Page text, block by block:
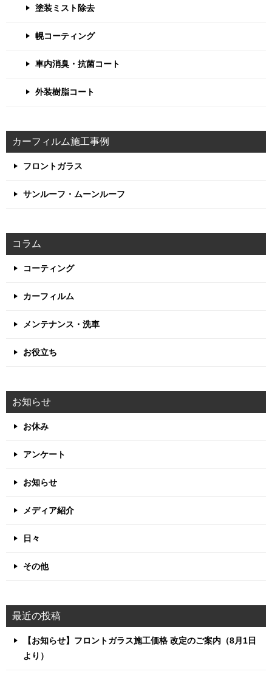
塗装ミスト除去
幌コーティング
車内消臭・抗菌コート
外装樹脂コート
カーフィルム施工事例
フロントガラス
サンルーフ・ムーンルーフ
コラム
コーティング
カーフィルム
メンテナンス・洗車
お役立ち
お知らせ
お休み
アンケート
お知らせ
メディア紹介
日々
その他
最近の投稿
【お知らせ】フロントガラス施工価格 改定のご案内（8月1日
より）